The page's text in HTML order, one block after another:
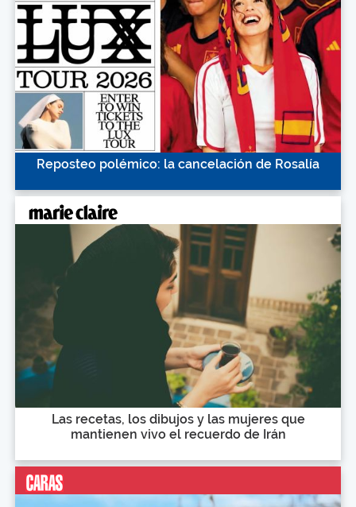
Reposteo polémico: la cancelación de Rosalía
Las recetas, los dibujos y las mujeres que
mantienen vivo el recuerdo de Irán